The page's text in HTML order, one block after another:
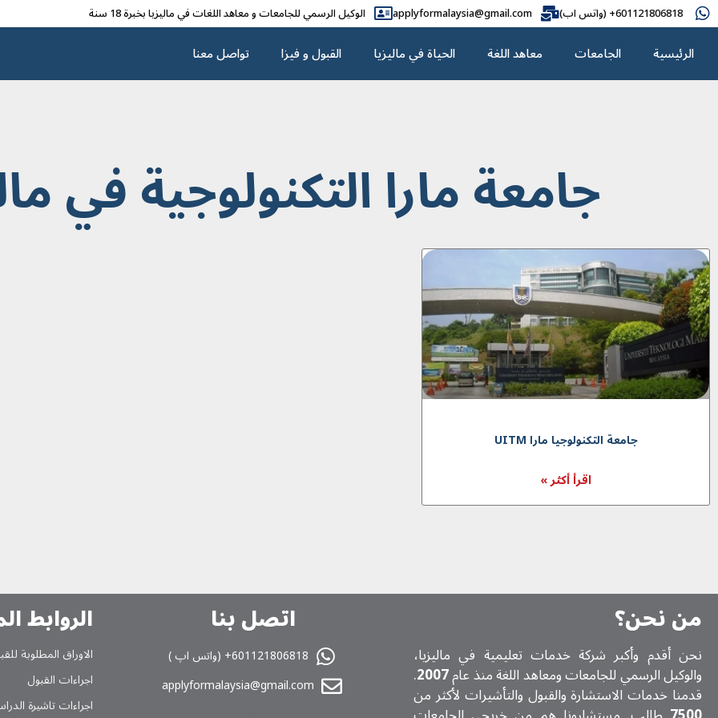
601121806818+ (واتس اب) applyformalaysia@gmail.com الوکیل الرسمي للجامعات و معاهد اللغات في مالیزیا بخبرة 18 سنة
الرئيسية الجامعات معاهد اللغة الحياة في ماليزيا القبول و فیزا تواصل معنا
جامعة مارا التكنولوجية في
جامعة التكنولوجيا مارا UITM
اقرأ أكثر »
من نحن؟
نحن أقدم وأكبر شركة خدمات تعلیمیة في ماليزيا،
والوكيل الرسمي للجامعات ومعاهد اللغة منذ عام2007
.
قدمنا خدمات الاستشارة والقبول والتأشيرات لأكثر من
اتصل بنا
601121806818+ (واتس اپ )
applyformalaysia@gmail.com
الروابط
الاوراق المطلوبة
اجراءات القبول
اجراءات تاشیرة